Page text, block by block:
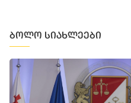
ბოლო სიახლეები